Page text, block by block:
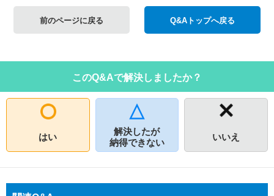
前のページに戻る Q&Aトップへ戻る
このQ&Aで解決しましたか？
はい
解決したが
納得できない
いいえ